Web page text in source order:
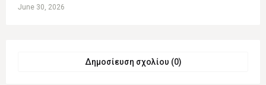
June 30, 2026
Δημοσίευση σχολίου (0)